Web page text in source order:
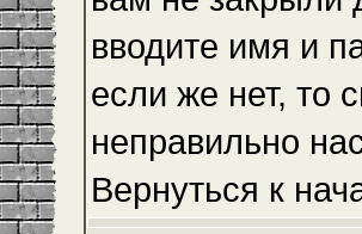
вводите имя и
если же нет, то
неправильно
Вернуться к